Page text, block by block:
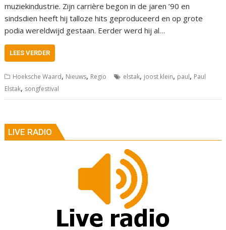
muziekindustrie. Zijn carrière begon in de jaren ’90 en
sindsdien heeft hij talloze hits geproduceerd en op grote
podia wereldwijd gestaan. Eerder werd hij al…
LEES VERDER
Hoeksche Waard, Nieuws, Regio elstak, joost klein, paul, Paul
Elstak, songfestival
LIVE RADIO